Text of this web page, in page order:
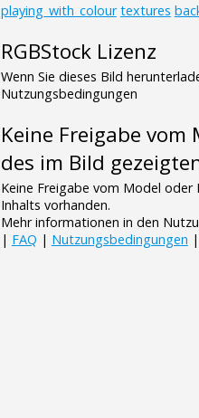
playing_with_colour textures
RGBStock Lizenz
Wenn Sie dieses Bild
Nutzungsbedingungen
Keine Freigabe
des im Bild
Keine Freigabe vom Model
Inhalts vorhanden.
Mehr informationen in den
| FAQ | Nutzungsbedingungen |